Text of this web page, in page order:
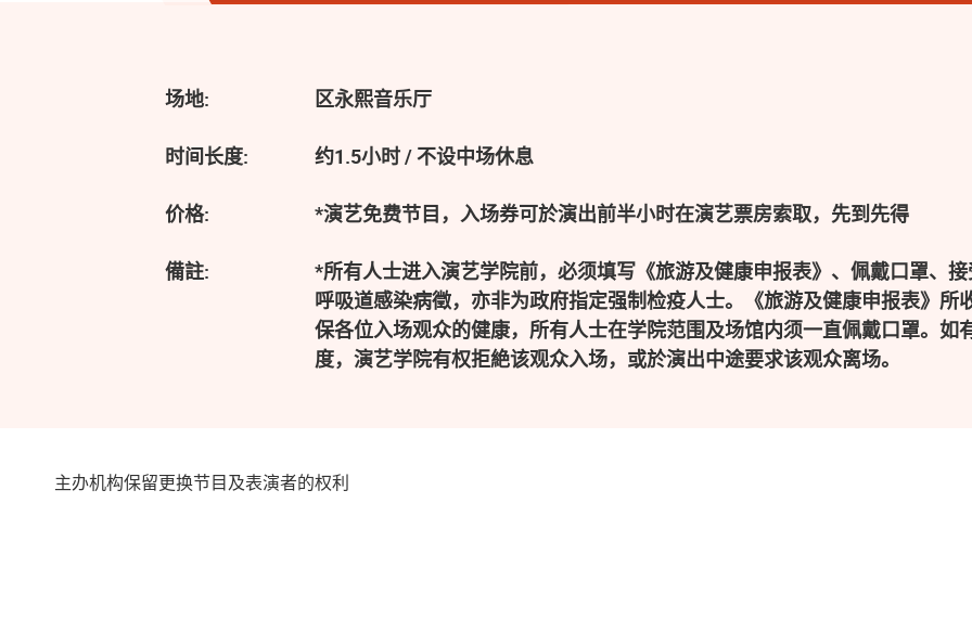
场地: 区永熙音乐厅
时间长度: 约1.5小时 / 不设中场休息
价格: *演艺免费节目，入场券可於演出前半小时在演艺票房索取，先到先得
備註:
*所有人士进入演艺学院前，必须填写《旅游及健康申报表》、佩戴口罩、
呼吸道感染病徵，亦非为政府指定强制检疫人士。《旅游及健康申报表》
保各位入场观众的健康，所有人士在学院范围及场馆内须一直佩戴口罩。
度，演艺学院有权拒絶该观众入场，或於演出中途要求该观众离场。
主办机构保留更换节目及表演者的权利